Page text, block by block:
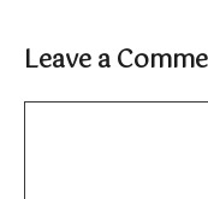
Leave a
Comment